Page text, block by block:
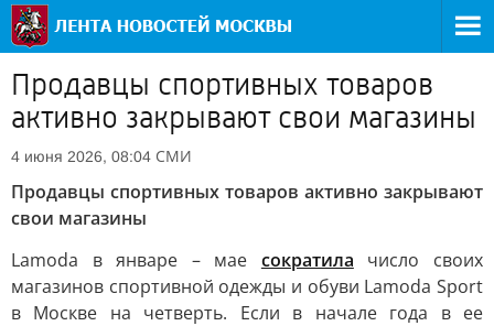
Продавцы спортивных товаров
активно закрывают свои магазины
4 июня 2026, 08:04 СМИ
Продавцы спортивных товаров активно закрывают
свои магазины
Lamoda в январе – мае сократила число своих
магазинов спортивной одежды и обуви Lamoda Sport
в Москве на четверть. Если в начале года в ее